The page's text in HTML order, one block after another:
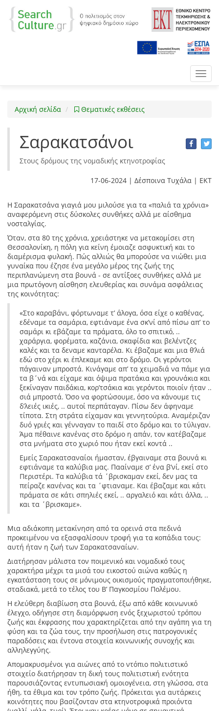
Αρχική σελίδα Θεματικές εκθέσεις
Σαρακατσάνοι
Στους δρόμους της νομαδικής κτηνοτροφίας
17-06-2024 | Δέσποινα Τυχάλα | ΕΚΤ
Η Σαρακατσάνα γιαγιά μου μιλούσε για τα «παλιά τα χρόνια»
αναφερόμενη στις δύσκολες συνθήκες αλλά με αίσθημα
νοσταλγίας.
Όταν, στα 80 της χρόνια, χρειάστηκε να μετακομίσει στη
Θεσσαλονίκη, η πόλη για κείνη έμοιαζε ασφυκτική και το
διαμέρισμα φυλακή. Πώς αλλιώς θα μπορούσε να νιώθει μια
γυναίκα που έζησε ένα μεγάλο μέρος της ζωής της
περιπλανώμενη στα βουνά - σε αντίξοες συνθήκες αλλά με
μια πρωτόγονη αίσθηση ελευθερίας και συνάμα ασφάλειας
της κοινότητας:
«Στο καραβάνι, φόρτωναμε τ’ άλογα, όσα είχε ο καθένας,
εδέναμε τα σαμάρια, εφτιάναμε ένα σκ’νί από πίσω απ’ το
σαμάρι κι εβάζαμε τα πράματα, όλο το σπιτικό, ..
χαράργια, φορέματα, καζάνια, σκαφίδια και βελέντζες
καλές και τα δεναμε κανταρέλα. Κι έβαζαμε και μια θ’λιά
εδώ στο χέρι κι έπλεκαμε και στο δρόμο. Οι γερόντοι
πάγαιναν μπροστά. Κινάγαμε απ’ τα χειμαδιά να πάμε για
τα β΄νά και είχαμε και όψιμα πρατάκια και γρουνάκια και
ξεκίναγαν παιδάκια, κορ’τσάκια και γερόντοι ποιοίν ήταν ..
σιά μπροστά. Όσο να φορτώσουμε, όσο να κάνουμε τις
δ’λειές ικιές, .. αυτοί περπάταγαν. Πίσω δεν άφηναμε
τίποτα. Στη στράτα είχαμαν και γεννητούρια. Αναμέριζαν
δυό γριές και γένναγαν το παιδί στο δρόμο και το τύλιγαν.
Άμα πέθαινε κανένας στο δρόμο η απάν, τον κατέβαζαμε
στα μνήματα στο χωριό που ήταν εκεί κοντά ..
Εμείς Σαρακατσαναίοι ήμασταν, έβγαιναμε στα βουνά κι
εφτιάναμε τα καλύβια μας. Πααίναμε σ’ ένα β’νί, εκεί στο
Περιστέρι. Τα καλύβια τά ΄βρισκαμαν εκεί, δεν μας τα
πείραζε κανένας και τα ΄φτιαναμε. Και έβαζαμε και κάτι
πράματα σε κάτι σπηλιές εκεί, .. αργαλειό και κάτι άλλα, ..
και τα ΄βρισκαμε».
Mια αδιάκοπη μετακίνηση από τα ορεινά στα πεδινά
προκειμένου να εξασφαλίσουν τροφή για τα κοπάδια τους:
αυτή ήταν η ζωή των Σαρακατσαναίων.
Διατήρησαν μάλιστα τον ποιμενικό και νομαδικό τους
χαρακτήρα μέχρι τα μισά του εικοστού αιώνα καθώς η
εγκατάσταση τους σε μόνιμους οικισμούς πραγματοποιήθηκε,
σταδιακά, μετά το τέλος του Β’ Παγκοσμίου Πολέμου.
Η ελεύθερη διαβίωση στα βουνά, έξω από κάθε κοινωνικό
έλεγχο, οδήγησε στη διαμόρφωση ενός ξεχωριστού τρόπου
ζωής και έκφρασης που χαρακτηρίζεται από την αγάπη για τη
φύση και τα ζώα τους, την προσήλωση στις πατρογονικές
παραδόσεις και έντονα στοιχεία κοινωνικής συνοχής και
αλληλεγγύης.
Απομακρυσμένοι για αιώνες από το ντόπιο πολιτιστικό
στοιχείο διατήρησαν τη δική τους πολιτιστική ενότητα
παρουσιάζοντας εντυπωσιακή ομοιογένεια, στη γλώσσα, στα
ήθη, τα έθιμα και τον τρόπο ζωής. Πρόκειται για αυτάρκεις
κοινότητες που βασίζονταν στα κτηνοτροφικά προιόντα